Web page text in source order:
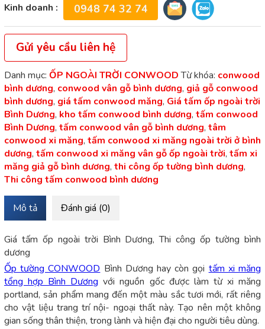
Kinh doanh : 0948 74 32 74
Gửi yêu cầu liên hệ
Danh mục: ỐP NGOÀI TRỜI CONWOOD Từ khóa: conwood
bình dương, conwood vân gỗ bình dương, giả gỗ conwood
bình dương, giá tấm conwood măng, Giá tấm ốp ngoài trời
Bình Dương, kho tấm conwood bình dương, tấm conwood
Bình Dương, tấm conwood vân gỗ bình dương, tâm
conwood xi măng, tấm conwood xi măng ngoài trời ở bình
dương, tấm conwood xi măng vân gỗ ốp ngoài trời, tấm xi
măng giả gỗ bình dương, thi công ốp tường bình dương,
Thi công tấm conwood bình dương
Mô tả Đánh giá (0)
Giá tấm ốp ngoài trời Bình Dương, Thi công ốp tường bình
dương
Ốp tường CONWOOD Bình Dương hay còn gọi tấm xi măng
tổng hợp Bình Dương với nguồn gốc được làm từ xi măng
portland, sản phẩm mang đến một màu sắc tươi mới, rất riêng
cho vật liệu trang trí nội- ngoại thất này. Tạo nên một không
gian sống thân thiện, trong lành và hiện đại cho người tiêu dùng.